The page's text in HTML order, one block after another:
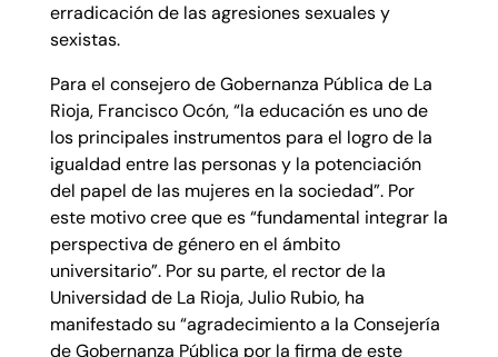
erradicación de las agresiones sexuales y
sexistas.
Para el consejero de Gobernanza Pública de La
Rioja, Francisco Ocón, “la educación es uno de
los principales instrumentos para el logro de la
igualdad entre las personas y la potenciación
del papel de las mujeres en la sociedad”. Por
este motivo cree que es “fundamental integrar la
perspectiva de género en el ámbito
universitario”. Por su parte, el rector de la
Universidad de La Rioja, Julio Rubio, ha
manifestado su “agradecimiento a la Consejería
de Gobernanza Pública por la firma de este